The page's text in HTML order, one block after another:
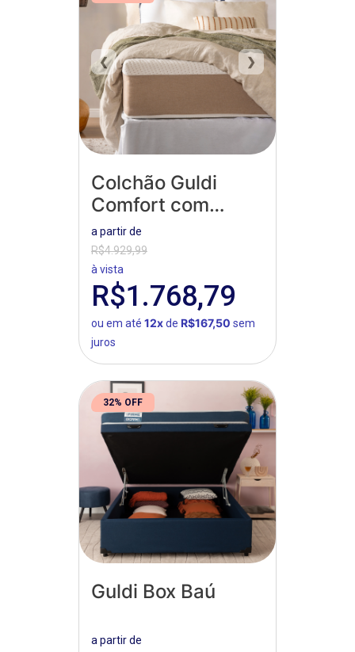
❮ ❯
Colchão Guldi
Comfort com
Massageador
Quântico
a partir de
R$4.929,99
à vista
R$1.768,79
ou em até 12xde R$167,50 sem
juros
32% OFF
Guldi Box Baú
a partir de